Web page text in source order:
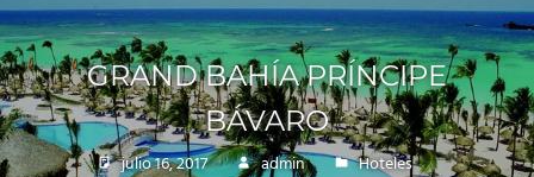
GRAND BAHÍA PRÍNCIPE
BÁVARO
julio 16, 2017 admin Hoteles